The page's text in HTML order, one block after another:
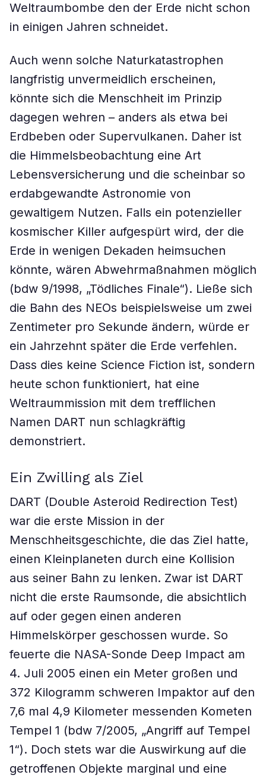
Weltraumbombe den der Erde nicht schon
in einigen Jahren schneidet.
Auch wenn solche Naturkatastrophen
langfristig unvermeidlich erscheinen,
könnte sich die Menschheit im Prinzip
dagegen wehren – anders als etwa bei
Erdbeben oder Supervulkanen. Daher ist
die Himmelsbeobachtung eine Art
Lebensversicherung und die scheinbar so
erdabgewandte Astronomie von
gewaltigem Nutzen. Falls ein potenzieller
kosmischer Killer aufgespürt wird, der die
Erde in wenigen Dekaden heimsuchen
könnte, wären Abwehrmaßnahmen möglich
(bdw 9/1998, „Tödliches Finale“). Ließe sich
die Bahn des NEOs beispielsweise um zwei
Zentimeter pro Sekunde ändern, würde er
ein Jahrzehnt später die Erde verfehlen.
Dass dies keine Science Fiction ist, sondern
heute schon funktioniert, hat eine
Weltraummission mit dem trefflichen
Namen DART nun schlagkräftig
demonstriert.
Ein Zwilling als Ziel
DART (Double Asteroid Redirection Test)
war die erste Mission in der
Menschheitsgeschichte, die das Ziel hatte,
einen Kleinplaneten durch eine Kollision
aus seiner Bahn zu lenken. Zwar ist DART
nicht die erste Raumsonde, die absichtlich
auf oder gegen einen anderen
Himmelskörper geschossen wurde. So
feuerte die NASA-Sonde Deep Impact am
4. Juli 2005 einen ein Meter großen und
372 Kilogramm schweren Impaktor auf den
7,6 mal 4,9 Kilometer messenden Kometen
Tempel 1 (bdw 7/2005, „Angriff auf Tempel
1“). Doch stets war die Auswirkung auf die
getroffenen Objekte marginal und eine